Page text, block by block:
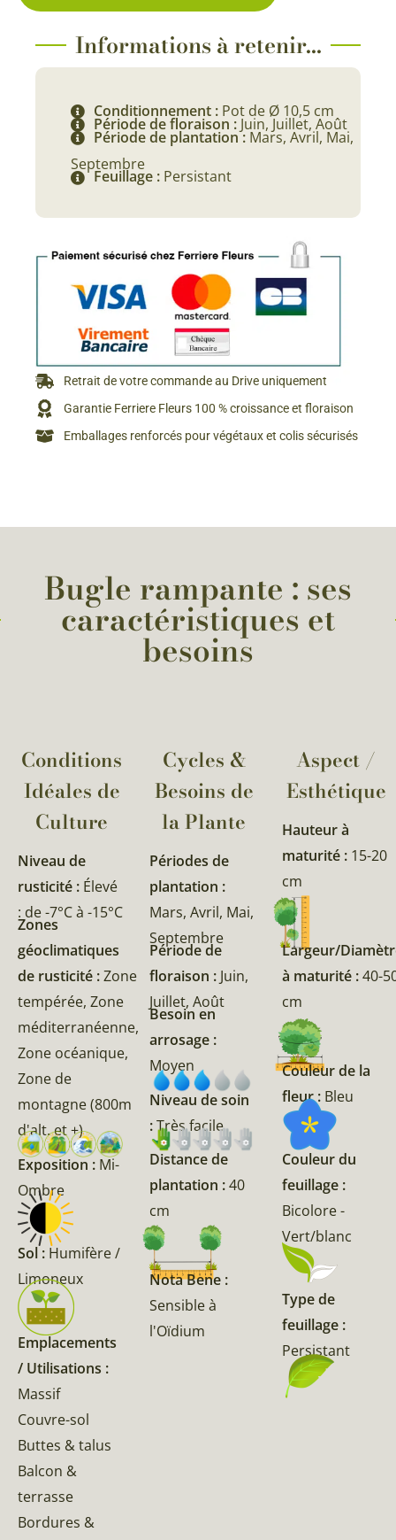
Informations à retenir...
Conditionnement : Pot de Ø 10,5 cm
Période de floraison : Juin, Juillet, Août
Période de plantation : Mars, Avril, Mai,
Septembre
Feuillage : Persistant
Retrait de votre commande au Drive uniquement
Garantie Ferriere Fleurs 100 % croissance et floraison
Emballages renforcés pour végétaux et colis sécurisés
Bugle rampante : ses
caractéristiques et
besoins
Conditions
Idéales de
Culture
Niveau de
rusticité : Élevé
: de -7°C à -15°C
Zones
géoclimatiques
de rusticité :Zone
tempérée, Zone
méditerranéenne,
Zone océanique,
Zone de
montagne (800m
d'alt. et +)
Exposition : Mi-
Ombre
Sol : Humifère /
Limoneux
Emplacements
/ Utilisations :
Massif
Couvre-sol
Buttes & talus
Balcon &
terrasse
Bordures &
Cycles &
Besoins de
la Plante​
Périodes de
plantation :
Mars, Avril, Mai,
Septembre
Période de
floraison : Juin,
Juillet, Août
Besoin en
arrosage :
Moyen
Niveau de soin
:Très facile
Distance de
plantation :40
cm
Nota Bene :
Sensible à
l'Oïdium
Aspect /
Esthétique
Hauteur à
maturité : 15-20
cm
Largeur/
à maturité :40-
cm
Couleur de la
fleur : Bleu
Couleur du
feuillage :
Bicolore -
Vert/blanc
Type de
feuillage :
Persistant